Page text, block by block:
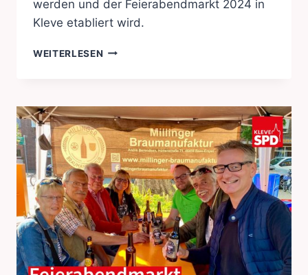
werden und der Feierabendmarkt 2024 in
Kleve etabliert wird.
WEITERLESEN FEIERABENDMARKT